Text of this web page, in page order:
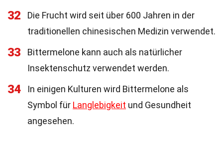
32
Die Frucht wird seit über 600 Jahren in der
traditionellen chinesischen Medizin verwendet.
33
Bittermelone kann auch als natürlicher
Insektenschutz verwendet werden.
34
In einigen Kulturen wird Bittermelone als
Symbol für Langlebigkeit und Gesundheit
angesehen.